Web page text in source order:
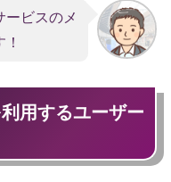
ービスのメ
用するユーザー